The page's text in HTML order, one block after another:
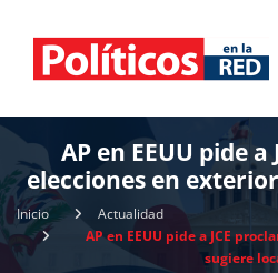
AP en EEUU pide
elecciones en
Inicio
Actualidad
AP en EEUU pide a JCE
sugiere